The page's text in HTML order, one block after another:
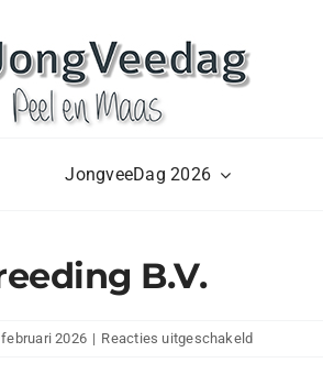
JongveeDag 2026
B.V.
2026 | Reacties uitgeschakeldvoor